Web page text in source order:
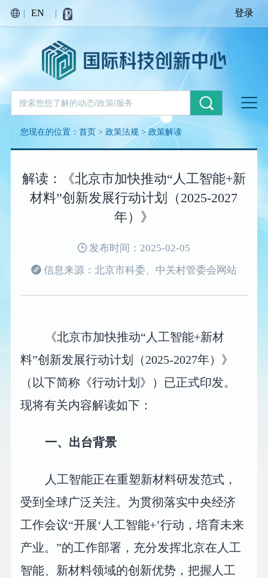
| EN | 登录
您现在的位置：首页 >政策法规>政策解读
解读：《北京市加快推动“人工智能+新
材料”创新发展行动计划（2025-2027
年）》
发布时间：2025-02-05
信息来源：北京市科委、中关村管委会网站
《北京市加快推动“人工智能+新材
料”创新发展行动计划（2025-2027年）》
（以下简称《行动计划》）已正式印发。
现将有关内容解读如下：
一、出台背景
人工智能正在重塑新材料研发范式，
受到全球广泛关注。为贯彻落实中央经济
工作会议“开展‘人工智能+’行动，培育未来
产业。”的工作部署，充分发挥北京在人工
智能、新材料领域的创新优势，把握人工